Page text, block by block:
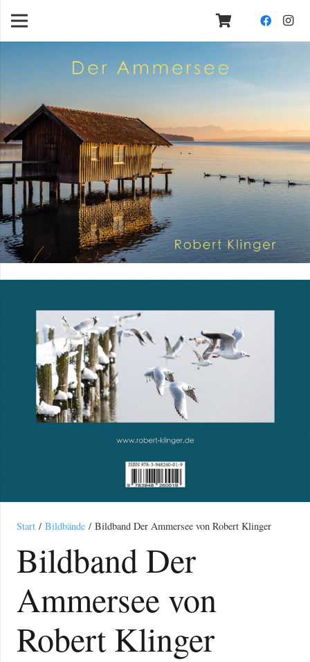
Start / Bildbände / Bildband Der Ammersee von Robert Klinger
Bildband Der
Ammersee von
Robert Klinger